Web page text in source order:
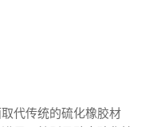
代传统的硫化橡胶材